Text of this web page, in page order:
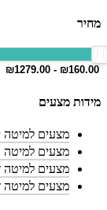
מחיר
מידות מצעים
מצעים למיטה יחיד
מצעים למיטה וחצי
מצעים למיטה זוגית
מצעים למיטה